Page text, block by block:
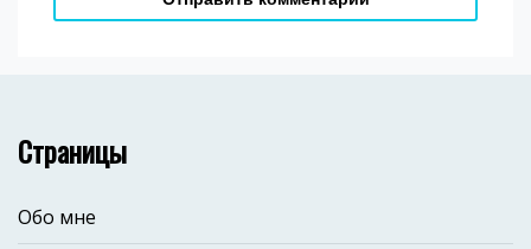
Страницы
Обо мне